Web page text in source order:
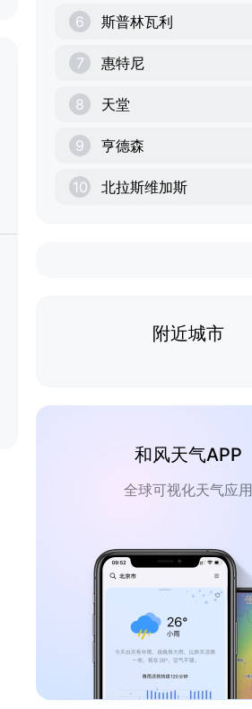
6 斯普林瓦利
7 惠特尼
8 天堂
9 亨德森
10 北拉斯维加斯
附近城市
和风天气APP
全球可视化天气应用